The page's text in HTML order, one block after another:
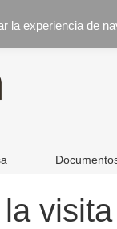
la experiencia de